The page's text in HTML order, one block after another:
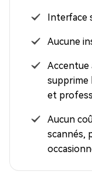
Interface
Aucune
supprime
et
Aucun
scannés,